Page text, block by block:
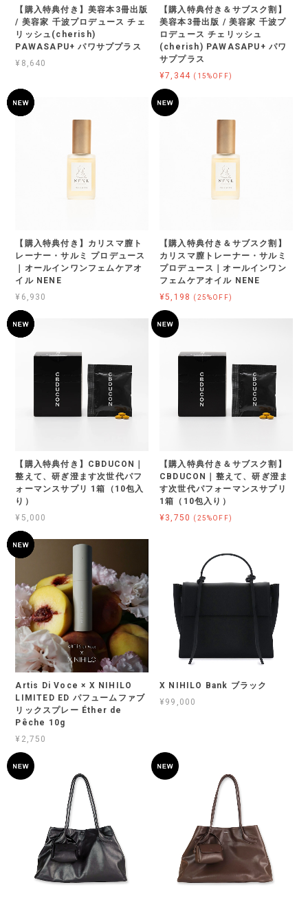
【購入特典付き】美容本3冊出版
/ 美容家 千波プロデュース チェ
リッシュ(cherish)
PAWASAPU+ パワサププラス
¥8,640
【購入特典付き＆サブスク割】
美容本3冊出版 / 美容家 千波プ
ロデュース チェリッシュ
(cherish) PAWASAPU+ パワ
サププラス
¥7,344 (15%OFF)
【購入特典付き】カリスマ膣ト
レーナー・サルミ プロデュース
｜オールインワンフェムケアオ
イル NENE
¥6,930
【購入特典付き＆サブスク割】
カリスマ膣トレーナー・サルミ
プロデュース｜オールインワン
フェムケアオイル NENE
¥5,198
(25%OFF)
【購入特典付き】CBDUCON｜
整えて、研ぎ澄ます次世代パフ
ォーマンスサプリ 1箱（10包入
り）
¥5,000
【購入特典付き＆サブスク割】
CBDUCON｜整えて、研ぎ澄ま
す次世代パフォーマンスサプリ
1箱（10包入り）
¥3,750
(25%OFF)
Artis Di Voce × X NIHILO
LIMITED ED パフュームファブ
リックスプレー Éther de
Pêche 10g
¥2,750
X NIHILO Bank ブラック
¥99,000